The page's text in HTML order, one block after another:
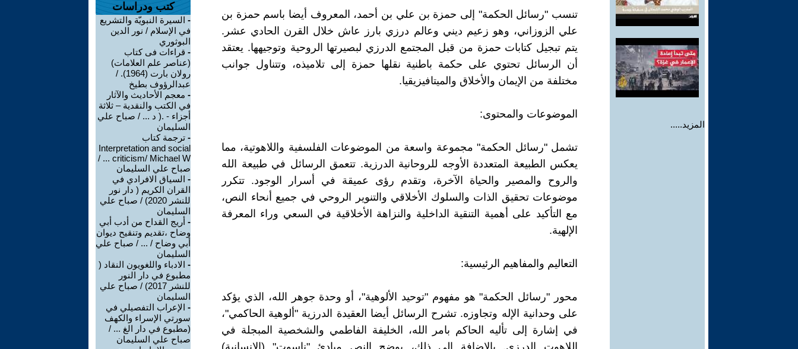
المزيد.....
تنسب "رسائل الحكمة" إلى حمزة بن علي بن أحمد، المعروف أيضا باسم حمزة بن
علي الزوزاني، وهو زعيم ديني وعالم درزي بارز عاش خلال القرن الحادي عشر.
يتم تبجيل كتابات حمزة من قبل المجتمع الدرزي لبصيرتها الروحية وتوجيهها. يعتقد
أن الرسائل تحتوي على حكمة باطنية نقلها حمزة إلى تلاميذه، وتتناول جوانب
مختلفة من الإيمان والأخلاق والميتافيزيقيا.
الموضوعات والمحتوى:
تشمل "رسائل الحكمة" مجموعة واسعة من الموضوعات الفلسفية واللاهوتية، مما
يعكس الطبيعة المتعددة الأوجه للروحانية الدرزية. تتعمق الرسائل في طبيعة الله
والروح والمصير والحياة الآخرة، وتقدم رؤى عميقة في أسرار الوجود. تتكرر
موضوعات تحقيق الذات والسلوك الأخلاقي والتنوير الروحي في جميع أنحاء النص،
مع التأكيد على أهمية التنقية الداخلية والنزاهة الأخلاقية في السعي وراء المعرفة
الإلهية.
التعاليم والمفاهيم الرئيسية:
محور "رسائل الحكمة" هو مفهوم "توحيد الألوهية"، أو وحدة جوهر الله، الذي يؤكد
على وحدانية الإله وتجاوزه. تشرح الرسائل أيضا العقيدة الدرزية "ألوهية الحاكمي"،
في إشارة إلى تأليه الحاكم بامر الله، الخليفة الفاطمي والشخصية المبجلة في
اللاهوت الدرزي. بالإضافة إلى ذلك، يوضح النص مبادئ "ناسوت" (الإنسانية)
كتب ودراسات
- السيرة النبويّة والتشريع
في الإسلام / نور الدين
البوثوري
- قراءات فى كتاب
(عناصر علم العلامات)
رولان بارت (1964). /
عبدالرؤوف بطيخ
- معجم الأحاديث والآثار
في الكتب والنقدية – ثلاثة
أجزاء - .( د ... / صباح علي
السليمان
- ترجمة كتاب
Interpretation and social
criticism/ Michael W ... /
صباح علي السليمان
- السياق الافرادي في
القران الكريم ( دار نور
للنشر 2020) / صباح علي
السليمان
- أريج القداح من أدب أبي
وضاح ،تقديم وتنقيح ديوان
أبي وضاح / ... / صباح علي
السليمان
- الادباء واللغويون النقاد (
مطبوع في دار النور
للنشر 2017) / صباح علي
السليمان
- الإعراب التفصيلي في
سورتي الإسراء والكهف
(مطبوع في دار الغ ... /
صباح علي السليمان